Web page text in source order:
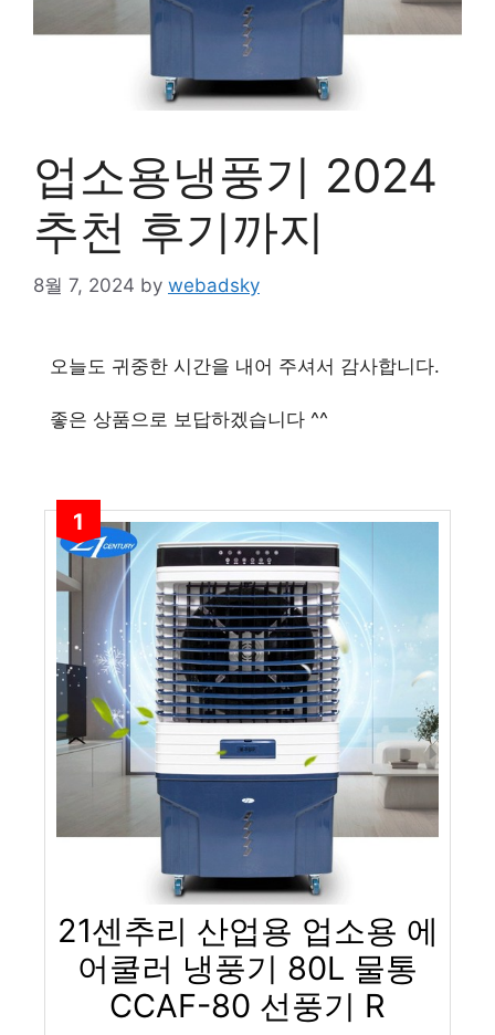
업소용냉풍기 2024
추천 후기까지
8월 7, 2024 by webadsky
오늘도 귀중한 시간을 내어 주셔서 감사합니다.
좋은 상품으로 보답하겠습니다 ^^
1
21센추리 산업용 업소용 에
어쿨러 냉풍기 80L 물통
CCAF-80 선풍기 R